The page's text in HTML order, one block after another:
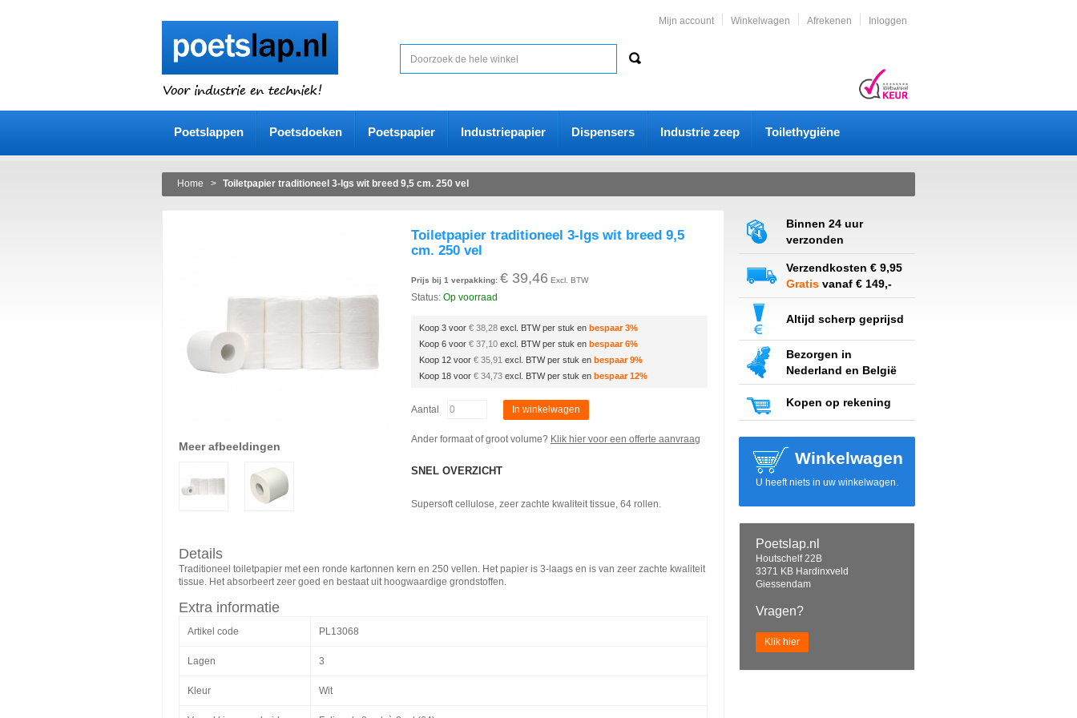
Mijn account Winkelwagen Afrekenen Inloggen
Poetslappen Poetsdoeken Poetspapier Industriepapier Dispensers Industrie zeep Toilethygiëne
Home > Toiletpapier traditioneel 3-lgs wit breed 9,5 cm. 250 vel
Toiletpapier traditioneel 3-lgs wit breed 9,5
cm. 250 vel
Prijs bij 1 verpakking: € 39,46 Excl. BTW
Status: Op voorraad
Koop 3 voor € 38,28 excl. BTW per stuk en bespaar3%
Koop 6 voor € 37,10 excl. BTW per stuk en bespaar6%
Koop 12 voor € 35,91 excl. BTW per stuk en bespaar9%
Koop 18 voor € 34,73 excl. BTW per stuk en bespaar12%
Aantal In winkelwagen
Ander formaat of groot volume? Klik hier voor een offerte aanvraag
SNEL OVERZICHT
Supersoft cellulose, zeer zachte kwaliteit tissue, 64 rollen.
Meer afbeeldingen
Details
Traditioneel toiletpapier met een ronde kartonnen kern en 250 vellen. Het papier is 3-laags en is van zeer zachte kwaliteit
tissue. Het absorbeert zeer goed en bestaat uit hoogwaardige grondstoffen.
Extra informatie
Artikel code PL13068
Lagen 3
Kleur Wit
Binnen 24 uur
verzonden
Verzendkosten € 9,95
Gratis vanaf € 149,-
Altijd scherp geprijsd
Bezorgen in
Nederland en België
Kopen op rekening
Winkelwagen
U heeft niets in uw winkelwagen.
Poetslap.nl
Houtschelf 22B
3371 KB Hardinxveld
Giessendam
Vragen?
Klik hier